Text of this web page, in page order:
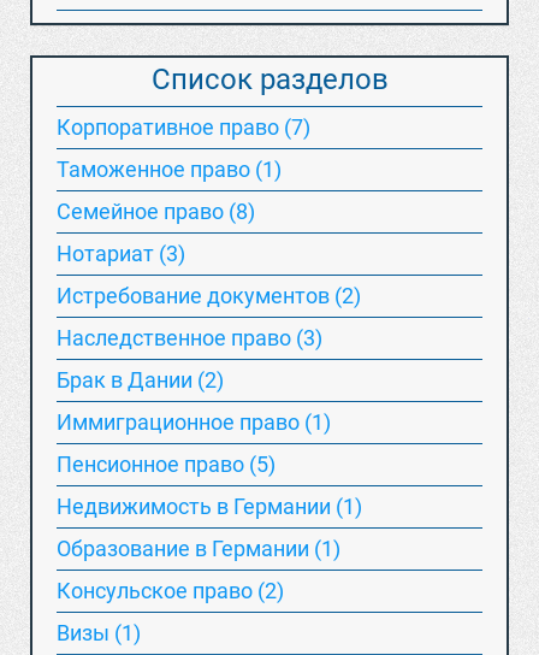
Список разделов
Корпоративное право (7)
Таможенное право (1)
Семейное право (8)
Нотариат (3)
Истребование документов (2)
Наследственное право (3)
Брак в Дании (2)
Иммиграционное право (1)
Пенсионное право (5)
Недвижимость в Германии (1)
Образование в Германии (1)
Консульское право (2)
Визы (1)